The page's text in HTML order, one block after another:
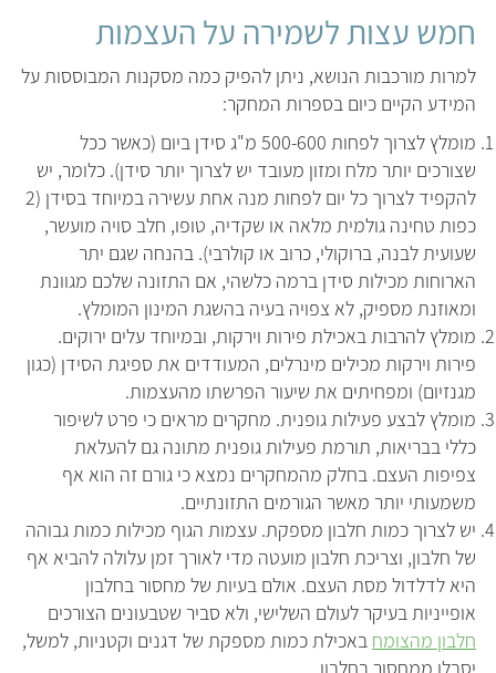
חמש עצות לשמירה על העצמות
למרות מורכבות הנושא, ניתן להפיק כמה מסקנות המבוססות על
המידע הקיים כיום בספרות המחקר:
מומלץ לצרוך לפחות 500-600 מ"ג סידן ביום (כאשר ככל
שצורכים יותר מלח ומזון מעובד יש לצרוך יותר סידן). כלומר, יש
להקפיד לצרוך כל יום לפחות מנה אחת עשירה במיוחד בסידן (2
כפות טחינה גולמית מלאה או שקדיה, טופו, חלב סויה מועשר,
שעועית לבנה, ברוקולי, כרוב או קולרבי). בהנחה שגם יתר
הארוחות מכילות סידן ברמה כלשהי, אם התזונה שלכם מגוונת
ומאוזנת מספיק, לא צפויה בעיה בהשגת המינון המומלץ.
מומלץ להרבות באכילת פירות וירקות, ובמיוחד עלים ירוקים.
פירות וירקות מכילים מינרלים, המעודדים את ספיגת הסידן (כגון
מגנזיום) ומפחיתים את שיעור הפרשתו מהעצמות.
מומלץ לבצע פעילות גופנית. מחקרים מראים כי פרט לשיפור
כללי בבריאות, תורמת פעילות גופנית מתונה גם להעלאת
צפיפות העצם. בחלק מהמחקרים נמצא כי גורם זה הוא אף
משמעותי יותר מאשר הגורמים התזונתיים.
יש לצרוך כמות חלבון מספקת. עצמות הגוף מכילות כמות גבוהה
של חלבון, וצריכת חלבון מועטה מדי לאורך זמן עלולה להביא אף
היא לדלדול מסת העצם. אולם בעיות של מחסור בחלבון
אופייניות בעיקר לעולם השלישי, ולא סביר שטבעונים הצורכים
חלבון מהצומח באכילת כמות מספקת של דגנים וקטניות, למשל,